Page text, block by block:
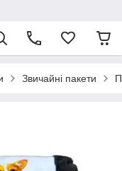
Звичайні пакети